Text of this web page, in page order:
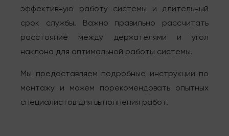
эффективную работу системы и длительный
срок службы. Важно правильно рассчитать
расстояние между держателями и угол
наклона для оптимальной работы системы.
Мы предоставляем подробные инструкции по
монтажу и можем порекомендовать опытных
специалистов для выполнения работ.